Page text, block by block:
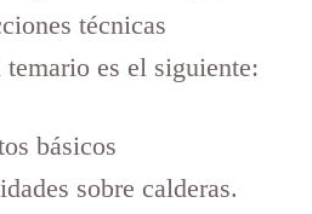
técnicas
es el siguiente:
básicos
sobre calderas.